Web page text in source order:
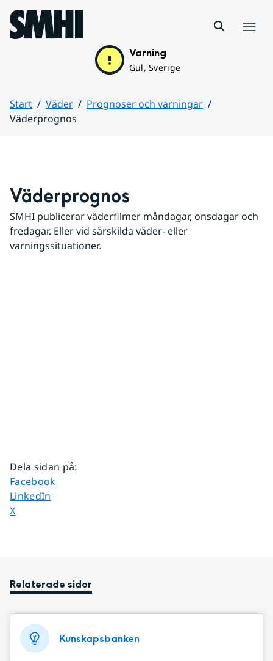
Hoppa till sidans innehåll
Varning
Gul, Sverige
Start Väder
Prognoser och varningar
Väderprognos
Väderprognos
SMHI publicerar väderfilmer måndagar, onsdagar och
fredagar. Eller vid särskilda väder- eller
varningssituationer.
Dela sidan på:
Dela sidan på
Facebook
Dela sidan på
LinkedIn
Dela sidan på
X
Relaterade sidor
Kunskapsbanken